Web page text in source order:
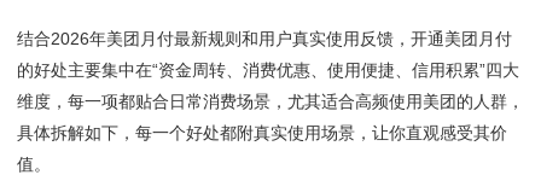
结合2026年美团月付最新规则和用户真实使用反馈，开通美团月付
的好处主要集中在“资金周转、消费优惠、使用便捷、信用积累”四大
维度，每一项都贴合日常消费场景，尤其适合高频使用美团的人群，
具体拆解如下，每一个好处都附真实使用场景，让你直观感受其价
值。